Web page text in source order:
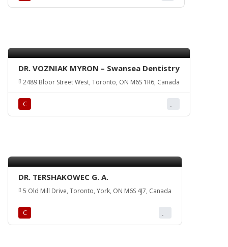
DR. VOZNIAK MYRON – Swansea Dentistry
2489 Bloor Street West, Toronto, ON M6S 1R6, Canada
С
DR. TERSHAKOWEC G. A.
5 Old Mill Drive, Toronto, York, ON M6S 4J7, Canada
С